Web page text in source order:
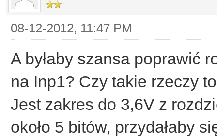
08-12-2012, 11:47 PM
A byłaby szansa poprawić
na Inp1? Czy takie rzeczy
Jest zakres do 3,6V z
około 5 bitów, przydałaby